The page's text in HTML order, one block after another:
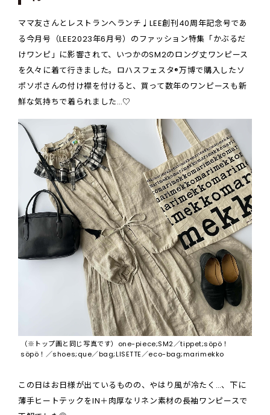
ママ友さんとレストランへランチ♩LEE創刊40周年記念号であ
る今月号（LEE2023年6月号）のファッション特集「かぶるだ
けワンピ」に影響されて、いつかのSM2のロング丈ワンピース
を久々に着て行きました。ロハスフェスタ®万博で購入したソ
ポソポさんの付け襟を付けると、買って数年のワンピースも新
鮮な気持ちで着られました…♡
（※トップ画と同じ写真です）one-piece;SM2／tippet;söpö！
söpö！／shoes;que／bag;LISETTE／eco-bag;marimekko
この日はお日様が出ているものの、やはり風が冷たく…、下に
薄手ヒートテックをIN＋肉厚なリネン素材の長袖ワンピースで